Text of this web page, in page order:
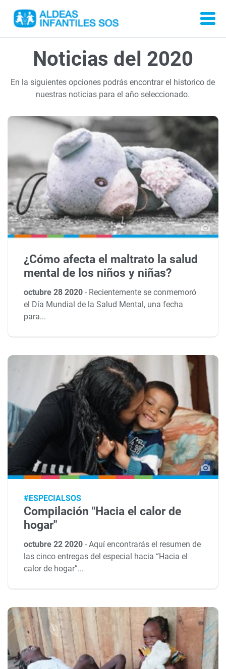
Noticias del 2020
En la siguientes opciones podrás encontrar el historico de
nuestras noticias para el año seleccionado.
¿Cómo afecta el maltrato la salud
mental de los niños y niñas?
octubre 28 2020- Recientemente se conmemoró
el Día Mundial de la Salud Mental, una fecha
para...
#ESPECIALSOS
Compilación "Hacia el calor de
hogar"
octubre 22 2020-Aquí encontrarás el resumen de
las cinco entregas del especial hacia “Hacia el
calor de hogar”...